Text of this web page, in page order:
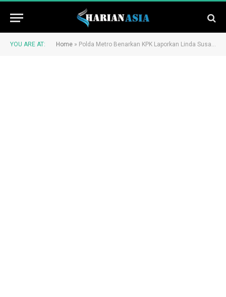
YOU ARE AT: Home » Polda Metro Benarkan KPK Laporkan Linda Susanti Terkait Pemalsuan Dokumen